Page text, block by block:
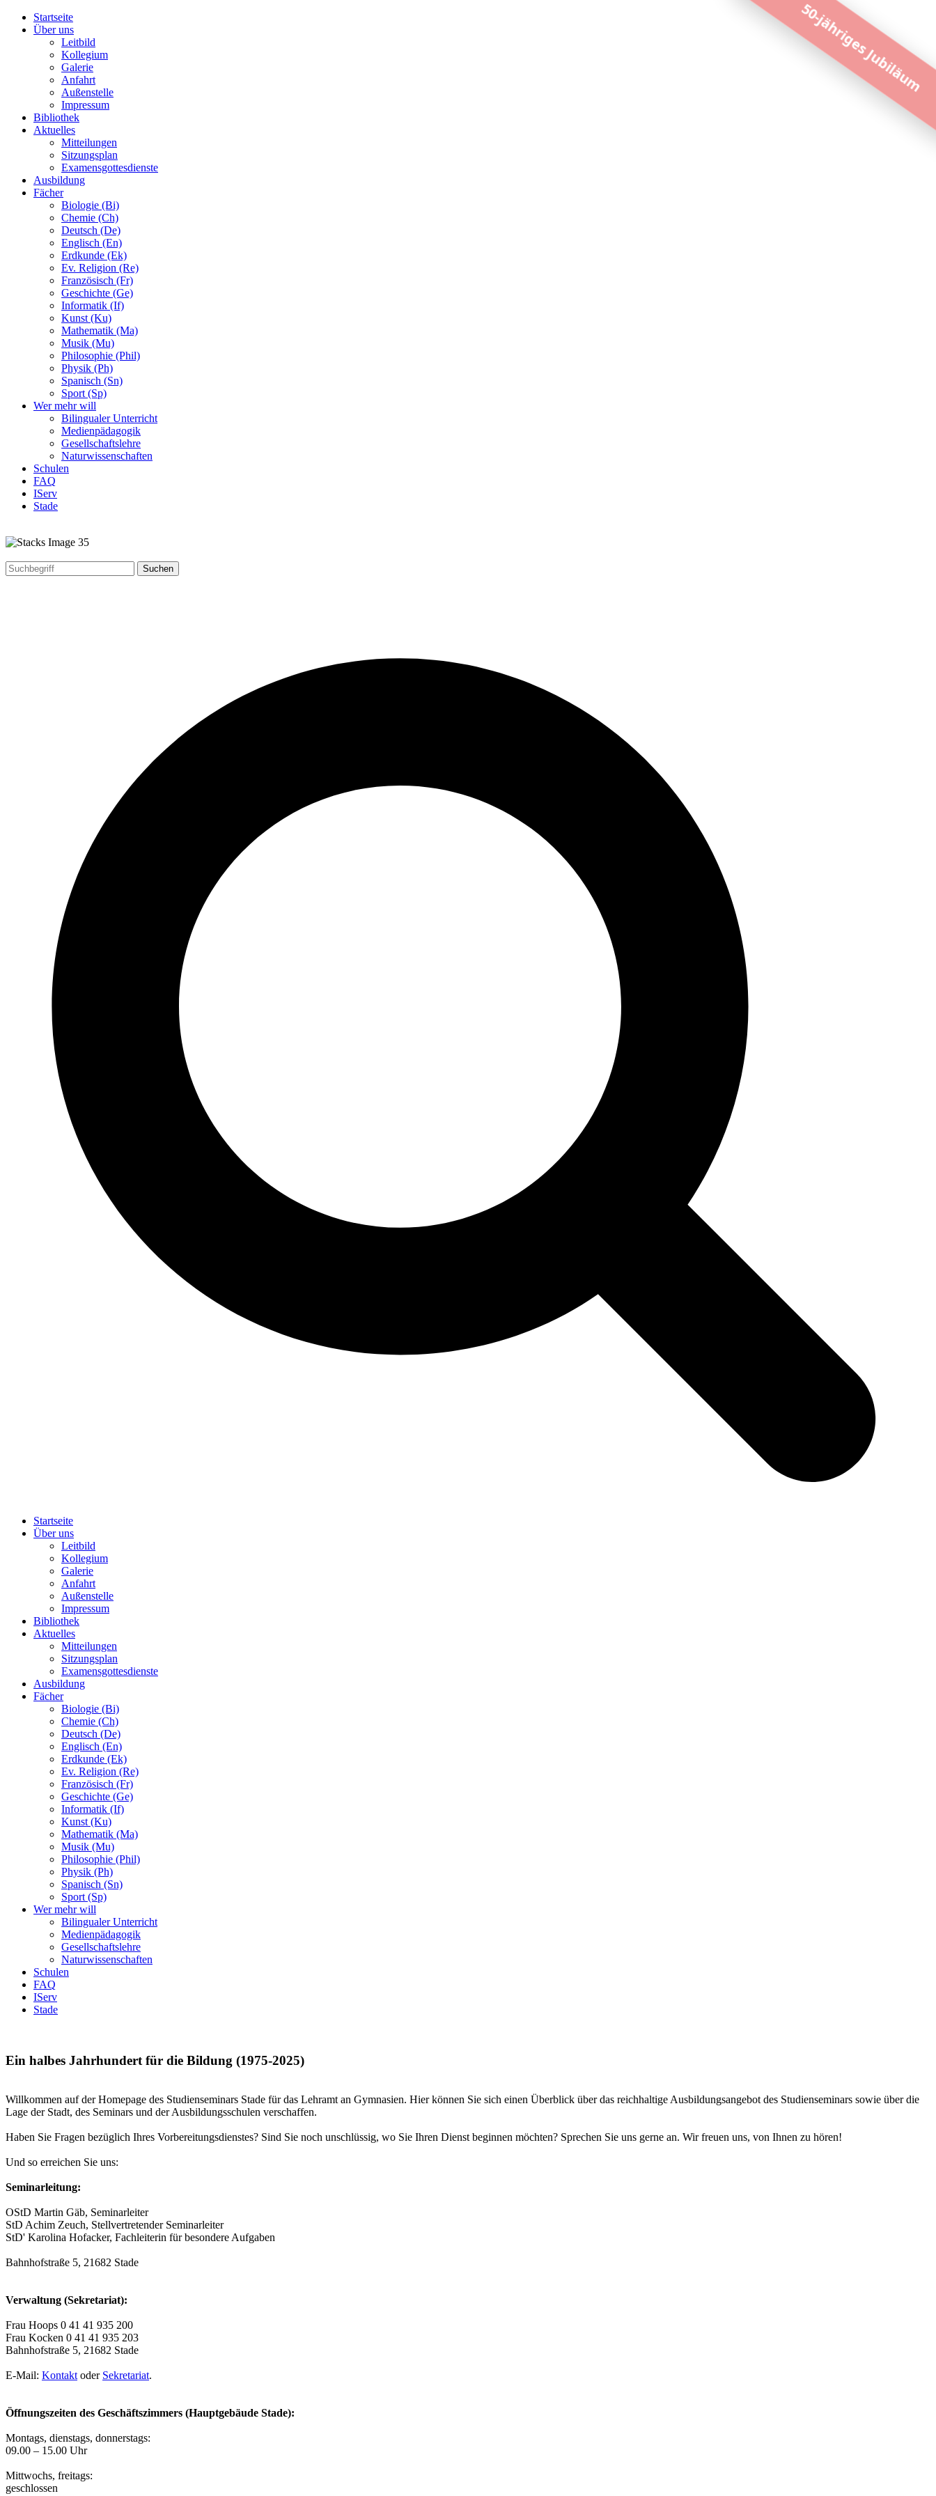
Startseite
Über uns
Leitbild
Kollegium
Galerie
Anfahrt
Außenstelle
Impressum
Bibliothek
Aktuelles
Mitteilungen
Sitzungsplan
Examensgottesdienste
Ausbildung
Fächer
Biologie (Bi)
Chemie (Ch)
Deutsch (De)
Englisch (En)
Erdkunde (Ek)
Ev. Religion (Re)
Französisch (Fr)
Geschichte (Ge)
Informatik (If)
Kunst (Ku)
Mathematik (Ma)
Musik (Mu)
Philosophie (Phil)
Physik (Ph)
Spanisch (Sn)
Sport (Sp)
Wer mehr will
Bilingualer Unterricht
Medienpädagogik
Gesellschaftslehre
Naturwissenschaften
Schulen
FAQ
IServ
Stade
50-jähriges Jubiläum
Suchen
Startseite
Über uns
Leitbild
Kollegium
Galerie
Anfahrt
Außenstelle
Impressum
Bibliothek
Aktuelles
Mitteilungen
Sitzungsplan
Examensgottesdienste
Ausbildung
Fächer
Biologie (Bi)
Chemie (Ch)
Deutsch (De)
Englisch (En)
Erdkunde (Ek)
Ev. Religion (Re)
Französisch (Fr)
Geschichte (Ge)
Informatik (If)
Kunst (Ku)
Mathematik (Ma)
Musik (Mu)
Philosophie (Phil)
Physik (Ph)
Spanisch (Sn)
Sport (Sp)
Wer mehr will
Bilingualer Unterricht
Medienpädagogik
Gesellschaftslehre
Naturwissenschaften
Schulen
FAQ
IServ
Stade
Ein halbes Jahrhundert für die Bildung (1975-2025)
Willkommen auf der Homepage des Studienseminars Stade für das Lehramt an Gymnasien. Hier können Sie sich einen Überblick über das reichhaltige Ausbildungsangebot des Studienseminars sowie über die
Lage der Stadt, des Seminars und der Ausbildungsschulen verschaffen.
Haben Sie Fragen bezüglich Ihres Vorbereitungsdienstes? Sind Sie noch unschlüssig, wo Sie Ihren Dienst beginnen möchten? Sprechen Sie uns gerne an. Wir freuen uns, von Ihnen zu hören!
Und so erreichen Sie uns:
Seminarleitung:
OStD Martin Gäb, Seminarleiter
StD Achim Zeuch, Stellvertretender Seminarleiter
StD' Karolina Hofacker, Fachleiterin für besondere Aufgaben
Bahnhofstraße 5, 21682 Stade
Verwaltung (Sekretariat):
Frau Hoops 0 41 41 935 200
Frau Kocken 0 41 41 935 203
Bahnhofstraße 5, 21682 Stade
E-Mail: Kontaktoder Sekretariat.
Öffnungszeiten des Geschäftszimmers (Hauptgebäude Stade):
Montags, dienstags, donnerstags:
09.00 – 15.00 Uhr
Mittwochs, freitags:
geschlossen